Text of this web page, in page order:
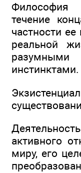
течение
частности
реальной
инстинктами.
активного
миру, его